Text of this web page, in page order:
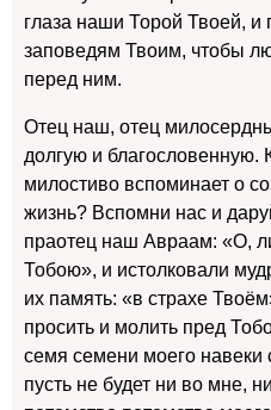
глаза наши Торой Твоей, и
заповедям Твоим, чтобы
перед ним.
Отец наш, отец
долгую и благословенную.
милостиво вспоминает о
жизнь? Вспомни нас и
праотец наш Авраам: «О,
Тобою», и истолковали
их память: «в страхе
просить и молить пред
семя семени моего
пусть не будет ни во мне,